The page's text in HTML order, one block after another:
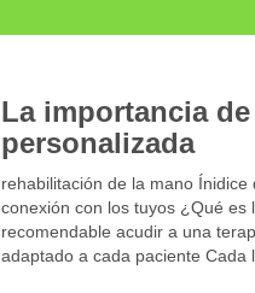
La importancia
personalizada
rehabilitación de la mano
conexión con los tuyos ¿Qué
recomendable acudir a una
adaptado a cada paciente Cada